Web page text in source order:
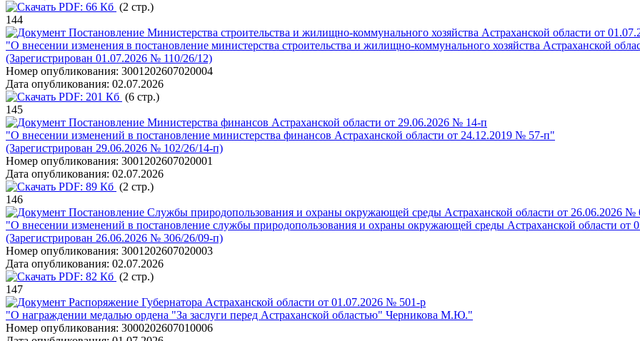
PDF: 66 Кб (2 стр.)
144
Постановление Министерства строительства и жилищно-коммунального хозяйства Астраханской области от
"О внесении изменения в постановление министерства строительства и жилищно-коммунального хозяйства Астраханской
(Зарегистрирован 01.07.2026 № 110/26/12)
Номер опубликования: 3001202607020004
Дата опубликования: 02.07.2026
PDF: 201 Кб (6 стр.)
145
Постановление Министерства финансов Астраханской области от 29.06.2026 № 14-п
"О внесении изменений в постановление министерства финансов Астраханской области от 24.12.2019 № 57-п"
(Зарегистрирован 29.06.2026 № 102/26/14-п)
Номер опубликования: 3001202607020001
Дата опубликования: 02.07.2026
PDF: 89 Кб (2 стр.)
146
Постановление Службы природопользования и охраны окружающей среды Астраханской области от 26.06.2026 №
"О внесении изменений в постановление службы природопользования и охраны окружающей среды Астраханской области от
(Зарегистрирован 26.06.2026 № 306/26/09-п)
Номер опубликования: 3001202607020003
Дата опубликования: 02.07.2026
PDF: 82 Кб (2 стр.)
147
Распоряжение Губернатора Астраханской области от 01.07.2026 № 501-р
"О награждении медалью ордена "За заслуги перед Астраханской областью" Черникова М.Ю."
Номер опубликования: 3000202607010006